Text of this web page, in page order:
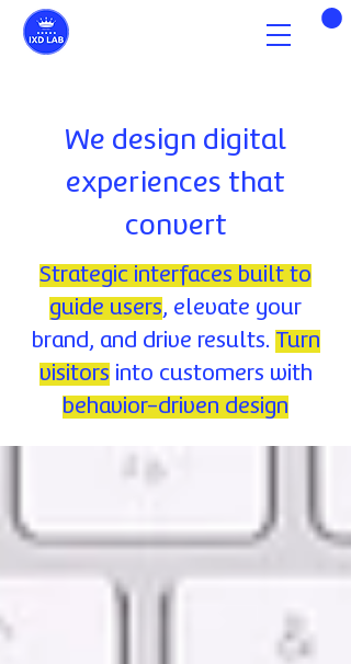
We design digital
experiences that
convert
Strategic interfaces built to
guide users, elevate your
brand, and drive results. Turn
visitors into customers with
behavior-driven design